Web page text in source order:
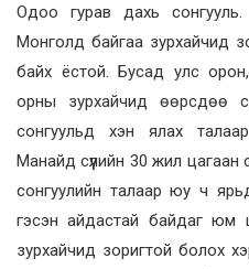
Одоо гурав дахь
Монголд байгаа зурхайчид
байх ёстой. Бусад улс орон,
орны зурхайчид өөрсдөө
сонгуульд хэн ялах
Манайд сүүлийн 30 жил
сонгуулийн талаар юу ч
гэсэн айдастай байдаг юм
зурхайчид зоригтой болох